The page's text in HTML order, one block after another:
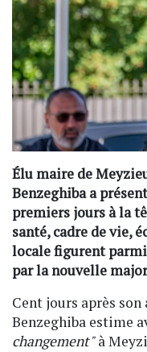
Élu maire de
Benzeghiba a
premiers jours à la
santé, cadre de vie,
locale figurent
par la nouvelle
Cent jours après
Benzeghiba estime
changement"à